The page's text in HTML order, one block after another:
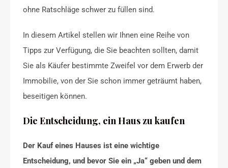
ohne Ratschläge schwer zu füllen sind.
In diesem Artikel stellen wir Ihnen eine Reihe von
Tipps zur Verfügung, die Sie beachten sollten, damit
Sie als Käufer bestimmte Zweifel vor dem Erwerb der
Immobilie, von der Sie schon immer geträumt haben,
beseitigen können.
Die Entscheidung, ein Haus zu kaufen
Der Kauf eines Hauses ist eine wichtige
Entscheidung, und bevor Sie ein „Ja“ geben und dem